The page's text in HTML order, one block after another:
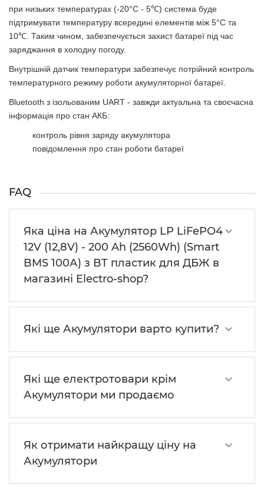
при низьких температурах (-20°C - 5℃) система буде
підтримувати температуру всередині елементів між 5°C та
10℃. Таким чином, забезпечується захист батареї під час
заряджання в холодну погоду.
Внутрішній датчик температури забезпечує потрійний контроль
температурного режиму роботи акумуляторної батареї.
Bluetooth з ізольованим UART - завжди актуальна та своєчасна
інформація про стан АКБ:
контроль рівня заряду акумулятора
повідомлення про стан роботи батареї
FAQ
Яка ціна на Акумулятор LP LiFePO4
12V (12,8V) - 200 Ah (2560Wh) (Smart
BMS 100А) з BT пластик для ДБЖ в
магазині Electro-shop?
Які ще Акумулятори варто купити?
Які ще електротовари крім
Акумулятори ми продаємо
Як отримати найкращу ціну на
Акумулятори